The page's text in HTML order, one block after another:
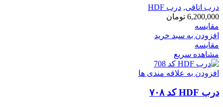
درب اتاقی, درب HDF
6,200,000 تومان
مقایسه
افزودن به سبد خرید
مقایسه
مشاهده سریع
افزودن به علاقه مندی ها
درب HDF کد ۷۰۸